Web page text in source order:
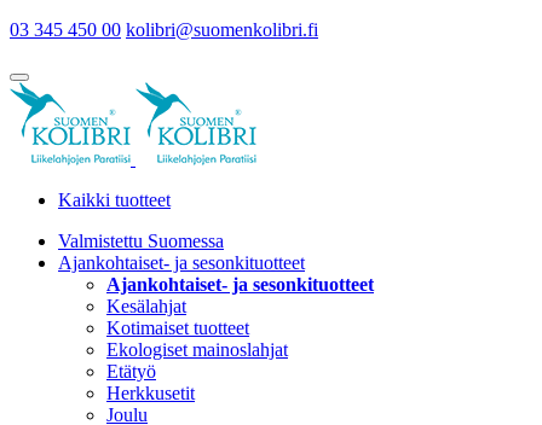
03 345 450 00 kolibri@suomenkolibri.fi
Kaikki tuotteet
Valmistettu Suomessa
Ajankohtaiset- ja sesonkituotteet
Ajankohtaiset- ja sesonkituotteet
Kesälahjat
Kotimaiset tuotteet
Ekologiset mainoslahjat
Etätyö
Herkkusetit
Joulu